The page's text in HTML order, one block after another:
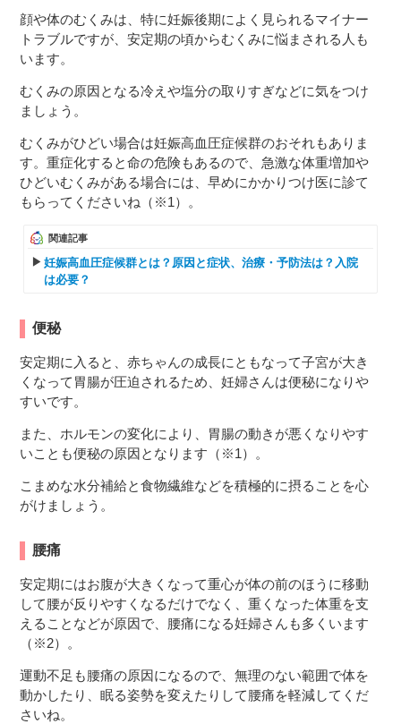
顔や体のむくみは、特に妊娠後期によく見られるマイナー
トラブルですが、安定期の頃からむくみに悩まされる人も
います。
むくみの原因となる冷えや塩分の取りすぎなどに気をつけ
ましょう。
むくみがひどい場合は妊娠高血圧症候群のおそれもありま
す。重症化すると命の危険もあるので、急激な体重増加や
ひどいむくみがある場合には、早めにかかりつけ医に診て
もらってくださいね（※1）。
関連記事
妊娠高血圧症候群とは？原因と症状、治療・予防法は？入院
は必要？
便秘
安定期に入ると、赤ちゃんの成長にともなって子宮が大き
くなって胃腸が圧迫されるため、妊婦さんは便秘になりや
すいです。
また、ホルモンの変化により、胃腸の動きが悪くなりやす
いことも便秘の原因となります（※1）。
こまめな水分補給と食物繊維などを積極的に摂ることを心
がけましょう。
腰痛
安定期にはお腹が大きくなって重心が体の前のほうに移動
して腰が反りやすくなるだけでなく、重くなった体重を支
えることなどが原因で、腰痛になる妊婦さんも多くいます
（※2）。
運動不足も腰痛の原因になるので、無理のない範囲で体を
動かしたり、眠る姿勢を変えたりして腰痛を軽減してくだ
さいね。